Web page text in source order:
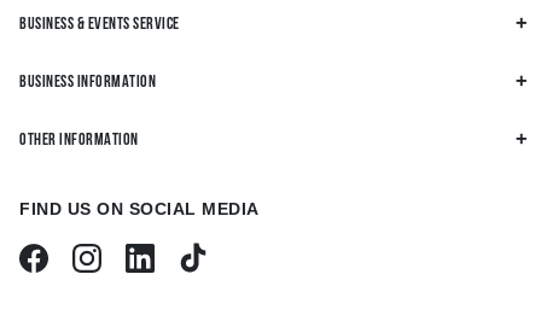
BUSINESS & EVENTS SERVICE
BUSINESS INFORMATION
OTHER INFORMATION
FIND US ON SOCIAL MEDIA